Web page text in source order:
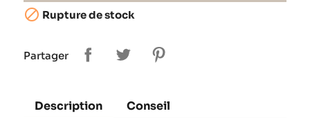
 Rupture de stock
Partager
Description Conseil